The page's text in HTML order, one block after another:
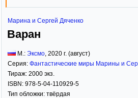
Марина и Сергей Дяченко
Варан
М.: Эксмо 2020 г. (август)
Серия: Фантастические миры Марины и
Тираж: 2000 экз.
ISBN: 978-5-04-110929-5
Тип обложки: твёрдая